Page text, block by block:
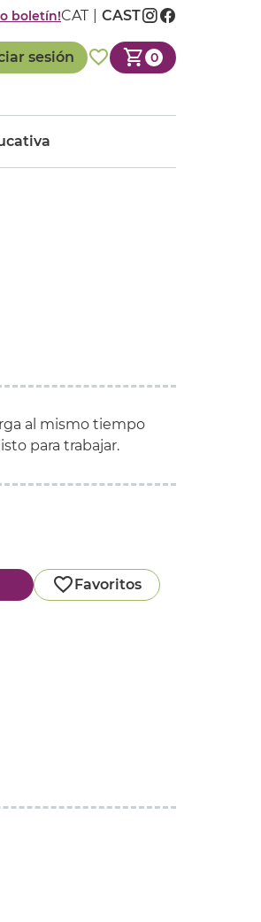
sesión 0
boletín!CAT CAST
al mismo tiempo
para trabajar.
Favoritos